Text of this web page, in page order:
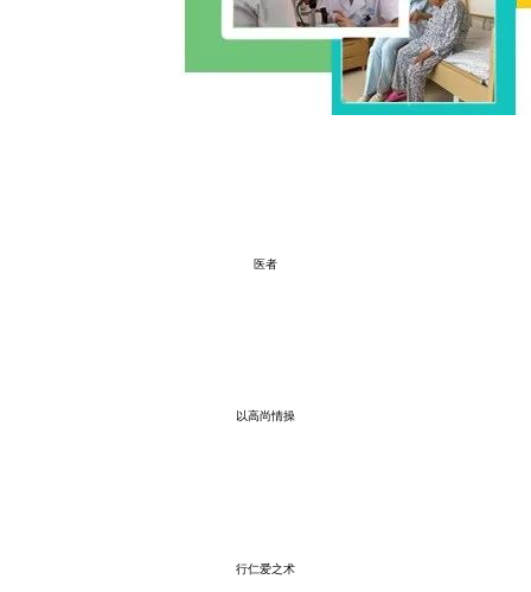
医者
以高尚情操
行仁爱之术